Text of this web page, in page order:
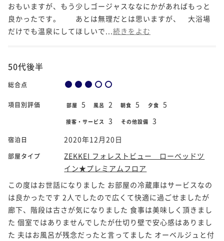
おもいますが、もう少しゴージャスななにかがあればもっと
良かったです。 あとは無理だとは思いますが、 大浴場
だけでも温泉にしてほしいで... 続きをよむ
50代後半
総合点
項目別評価 部屋 5 風呂 2 朝食 5 夕食 5
接客・サービス 3 その他設備 3
宿泊日 2020年12月20日
部屋タイプ
ZEKKEI フォレストビュー ローベッドツ
イン★プレミアムフロア
この度はお世話になりました お部屋の冷蔵庫はサービスなの
は良かったです 2人でしたので広くて快適に過ごせましたが
廊下、階段は古さが気になりました 食事は美味しく頂きまし
た 個室ではありませんでしたが仕切り壁で安心感はありまし
た 夫はお風呂が残念だったと言ってました オーベルジュと付